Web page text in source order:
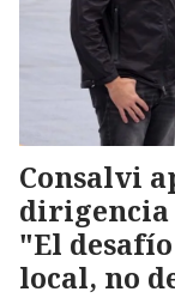
Consalvi
dirigencia
"El
local, no